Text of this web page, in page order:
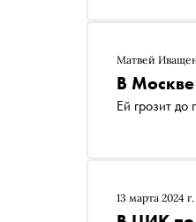
Матвей
В
Ей грозит до
13 марта 2024 г.